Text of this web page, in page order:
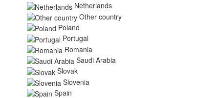
Netherlands
Other country
Poland
Portugal
Romania
Saudi Arabia
Slovak
Slovenia
Spain